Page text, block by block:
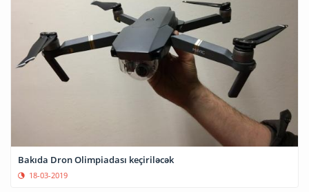
Bakıda Dron Olimpiadası keçiriləcək
18-03-2019